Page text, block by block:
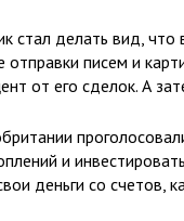
стал делать вид,
отправки писем и
от его сделок. А
и
деньги со